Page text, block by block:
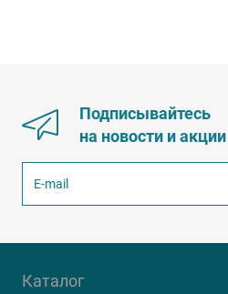
Подписывайтесь
на новости и акции
Каталог